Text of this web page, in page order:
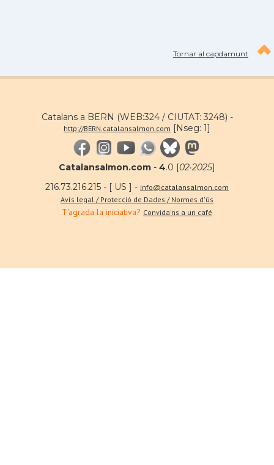
Tornar al capdamunt
Catalans a BERN (WEB:324 / CIUTAT: 3248) -
http://BERN.catalansalmon.com [Nseg: 1]
Catalansalmon.com - 4.0 [02·2025]
216.73.216.215 - [ US ] - info@catalansalmon.com
Avís legal / Protecció de Dades / Normes d'ús
T'agrada la iniciativa? Convida'ns a un café